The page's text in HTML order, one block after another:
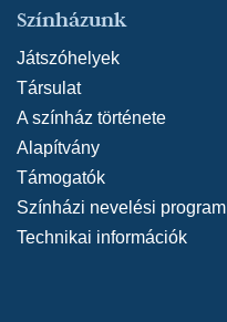
Színházunk
Játszóhelyek
Társulat
A színház története
Alapítvány
Támogatók
Színházi nevelési program
Technikai információk